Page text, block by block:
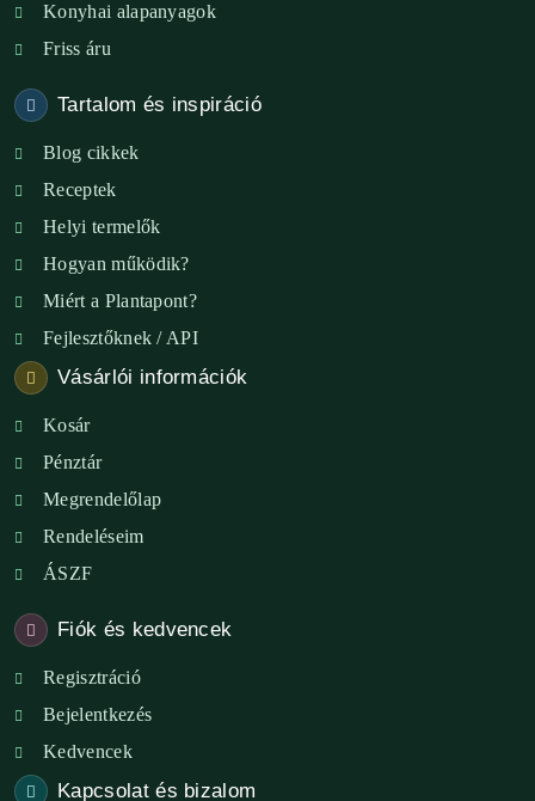
XXIII. ker. – Panelpék
Konyhai alapanyagok
Friss áru
Tartalom és inspiráció
Blog cikkek
Receptek
Helyi termelők
Hogyan működik?
Miért a Plantapont?
Fejlesztőknek / API
Vásárlói információk
Kosár
Pénztár
Megrendelőlap
Rendeléseim
ÁSZF
Fiók és kedvencek
Regisztráció
Bejelentkezés
Kedvencek
Kapcsolat és bizalom